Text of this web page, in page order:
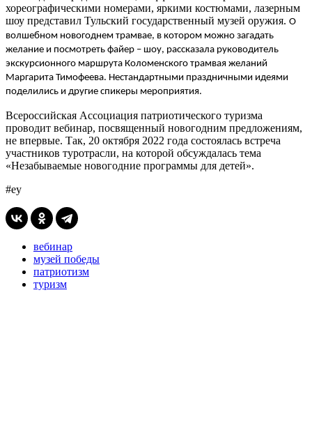
хореографическими номерами, яркими костюмами, лазерным
шоу представил Тульский государственный музей оружия. О
волшебном новогоднем трамвае, в котором можно загадать
желание и посмотреть файер – шоу, рассказала руководитель
экскурсионного маршрута Коломенского трамвая желаний
Маргарита Тимофеева. Нестандартными праздничными идеями
поделились и другие спикеры мероприятия.
Всероссийская Ассоциация патриотического туризма
проводит вебинар, посвященный новогодним предложениям,
не впервые. Так, 20 октября 2022 года состоялась встреча
участников туротрасли, на которой обсуждалась тема
«Незабываемые новогодние программы для детей».
#еу
вебинар
музей победы
патриотизм
туризм